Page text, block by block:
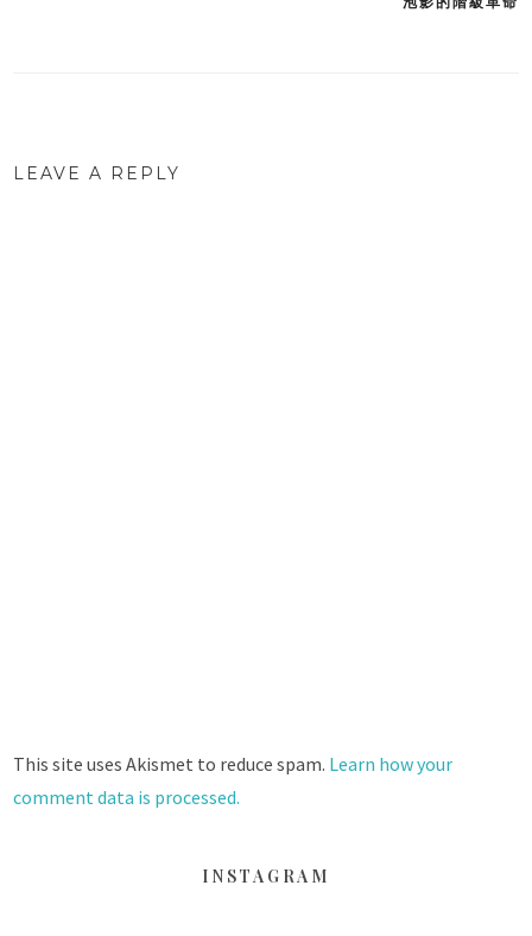
LEAVE A REPLY
This site uses Akismet to reduce spam. Learn how your
comment data is processed.
INSTAGRAM